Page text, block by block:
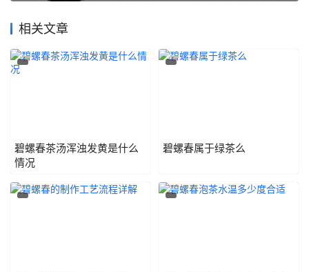
相关文章
碧螺春茶汤浑浊发黄是什么
情况
碧螺春属于绿茶么